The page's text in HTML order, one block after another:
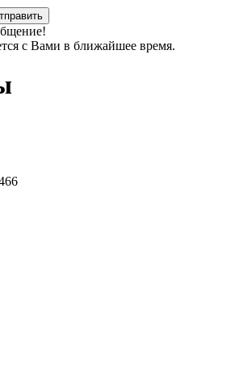
с Вами в ближайшее время.